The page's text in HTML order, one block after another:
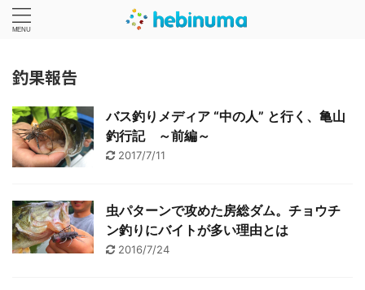
釣果報告
バス釣りメディア “中の人” と行く、亀山
釣行記 ～前編～
2017/7/11
虫パターンで攻めた房総ダム。チョウチ
ン釣りにバイトが多い理由とは
2016/7/24